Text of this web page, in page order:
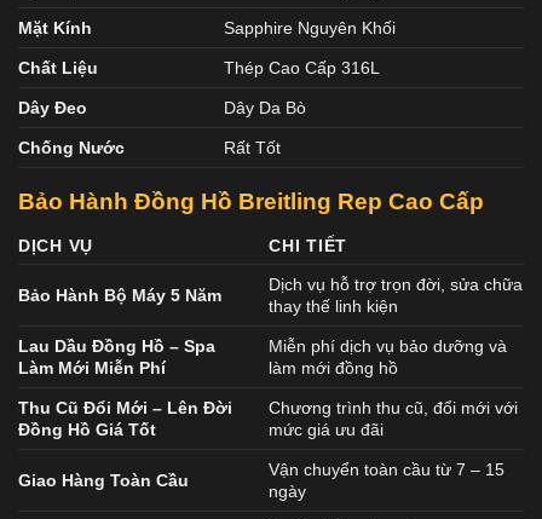
Mặt Kính Sapphire Nguyên Khối
Chất Liệu Thép Cao Cấp 316L
Dây Đeo Dây Da Bò
Chống Nước Rất Tốt
Bảo Hành Đồng Hồ Breitling Rep Cao Cấp
DỊCH VỤ CHI TIẾT
Bảo Hành Bộ Máy 5 Năm
Dịch vụ hỗ trợ trọn đời, sửa chữa
thay thế linh kiện
Lau Dầu Đồng Hồ – Spa
Làm Mới Miễn Phí
Miễn phí dịch vụ bảo dưỡng và
làm mới đồng hồ
Thu Cũ Đổi Mới – Lên Đời
Đồng Hồ Giá Tốt
Chương trình thu cũ, đổi mới với
mức giá ưu đãi
Giao Hàng Toàn Cầu
Vận chuyển toàn cầu từ 7 – 15
ngày